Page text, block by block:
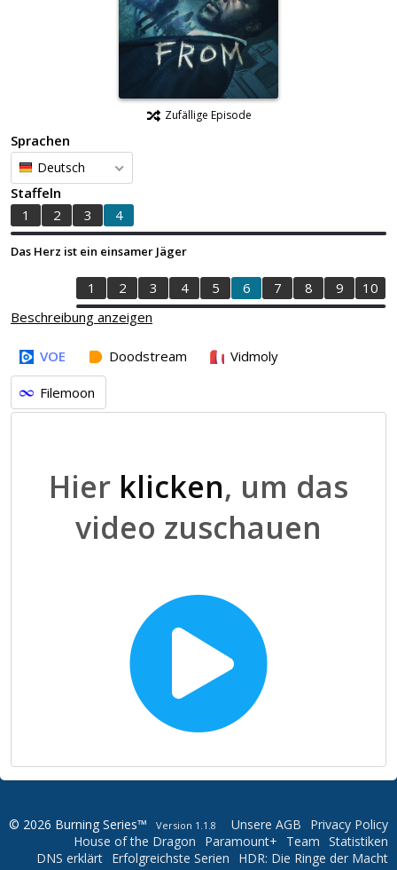
Zufällige Episode
Sprachen
Deutsch
Staffeln
1
2 3 4
Das Herz ist ein einsamer Jäger
1 2 3 4 5 6 7 8 9
10
Beschreibung anzeigen
VOE Doodstream Vidmoly
Filemoon
Hier klicken, um das
video zuschauen
© 2026 Burning Series™ Version 1.1.8 Privacy Policy
Unsere AGB
Statistiken
Team
Paramount+
House of the Dragon
HDR: Die Ringe der Macht
Erfolgreichste Serien
DNS erklärt